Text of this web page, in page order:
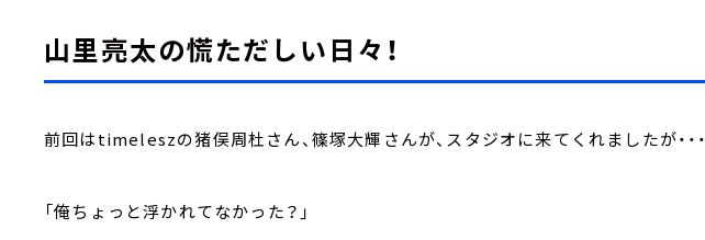
山里亮太の慌ただしい日々！
前回はtimeleszの猪俣周杜さん、篠塚大輝さんが、スタジオに来てくれましたが・・・
「俺ちょっと浮かれてなかった？」